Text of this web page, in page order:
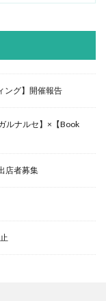
ング】開催報告
ルナルセ】×【Book
店者募集